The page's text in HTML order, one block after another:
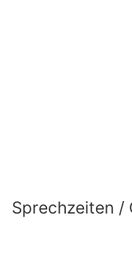
Sprechzeiten /